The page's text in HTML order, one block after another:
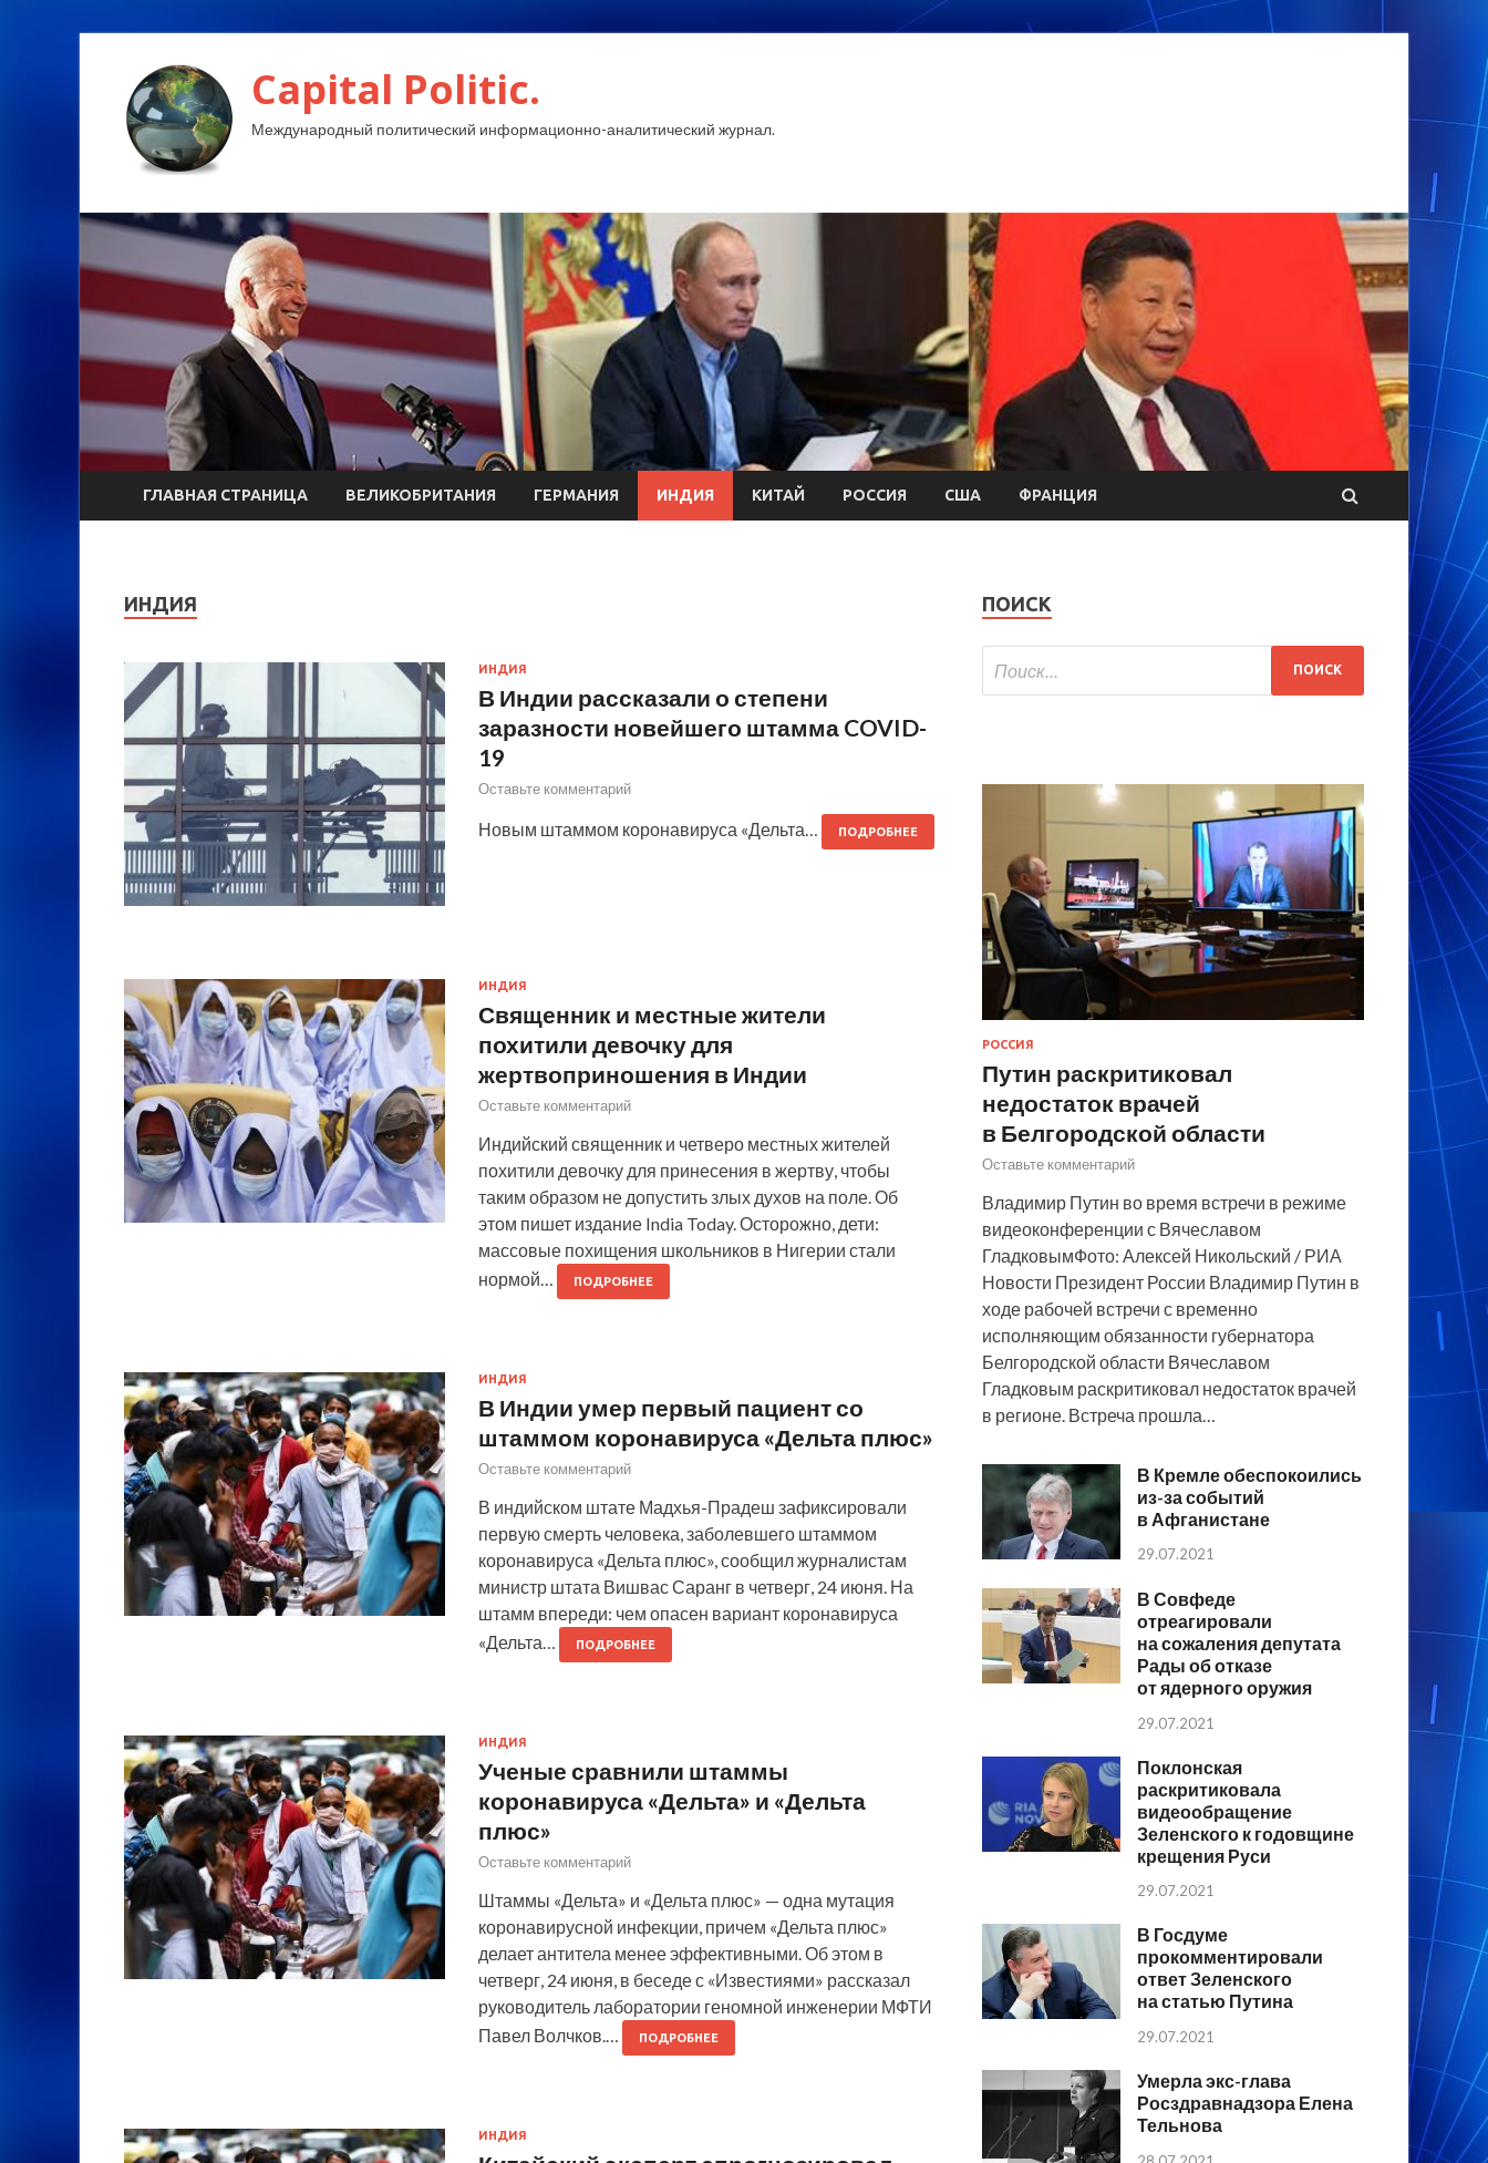
Capital Politic.
Международный политический информационно-аналитический журнал.
ГЛАВНАЯ СТРАНИЦА ВЕЛИКОБРИТАНИЯ ГЕРМАНИЯ ИНДИЯ КИТАЙ РОССИЯ США ФРАНЦИЯ
ИНДИЯ
ИНДИЯ
В Индии рассказали о степени
заразности новейшего штамма COVID-
19
Оставьте комментарий
Новым штаммом коронавируса «Дельта… ПОДРОБНЕЕ
ИНДИЯ
Священник и местные жители
похитили девочку для
жертвоприношения в Индии
Оставьте комментарий
Индийский священник и четверо местных жителей
похитили девочку для принесения в жертву, чтобы
таким образом не допустить злых духов на поле. Об
этом пишет издание India Today. Осторожно, дети:
массовые похищения школьников в Нигерии стали
нормой…
ПОДРОБНЕЕ
ИНДИЯ
В Индии умер первый пациент со
штаммом коронавируса «Дельта плюс»
Оставьте комментарий
В индийском штате Мадхья-Прадеш зафиксировали
первую смерть человека, заболевшего штаммом
коронавируса «Дельта плюс», сообщил журналистам
министр штата Вишвас Саранг в четверг, 24 июня. На
штамм впереди: чем опасен вариант коронавируса
«Дельта…
ПОДРОБНЕЕ
ИНДИЯ
Ученые сравнили штаммы
коронавируса «Дельта» и «Дельта
плюс»
Оставьте комментарий
Штаммы «Дельта» и «Дельта плюс» — одна мутация
коронавирусной инфекции, причем «Дельта плюс»
делает антитела менее эффективными. Об этом в
четверг, 24 июня, в беседе с «Известиями» рассказал
руководитель лаборатории геномной инженерии МФТИ
Павел Волчков.…
ПОДРОБНЕЕ
ИНДИЯ
ПОИСК
РОССИЯ
Путин раскритиковал
недостаток врачей
в Белгородской области
Оставьте комментарий
Владимир Путин во время встречи в режиме
видеоконференции с Вячеславом
ГладковымФото: Алексей Никольский / РИА
Новости Президент России Владимир Путин в
ходе рабочей встречи с временно
исполняющим обязанности губернатора
Белгородской области Вячеславом
Гладковым раскритиковал недостаток врачей
в регионе. Встреча прошла…
В Кремле обеспокоились
из-за событий
в Афганистане
29.07.2021
В Совфеде
отреагировали
на сожаления депутата
Рады об отказе
от ядерного оружия
29.07.2021
Поклонская
раскритиковала
видеообращение
Зеленского к годовщине
крещения Руси
29.07.2021
В Госдуме
прокомментировали
ответ Зеленского
на статью Путина
29.07.2021
Умерла экс-глава
Росздравнадзора Елена
Тельнова